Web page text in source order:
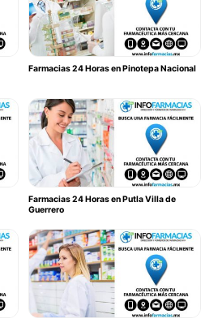
Farmacias 24 Horas en Pinotepa Nacional
Farmacias 24 Horas en Putla Villa de
Guerrero